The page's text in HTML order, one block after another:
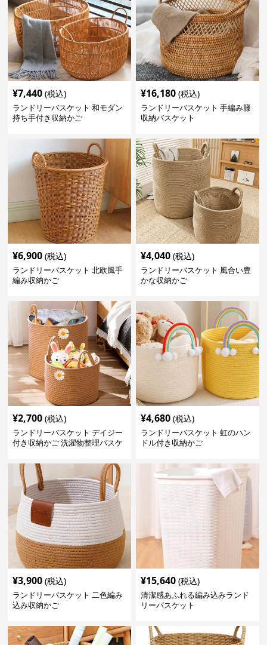
¥7,440 (税込)
ランドリーバスケット 和モダン
持ち手付き収納かご
¥16,180 (税込)
ランドリーバスケット 手編み籐
収納バスケット
¥6,900 (税込)
ランドリーバスケット 北欧風手
編み収納かご
¥4,040 (税込)
ランドリーバスケット 風合い豊
かな収納かご
¥2,700 (税込)
ランドリーバスケット デイジー
付き収納かご 洗濯物整理バスケ
¥4,680 (税込)
ランドリーバスケット 虹のハン
ドル付き収納かご
¥3,900 (税込)
ランドリーバスケット 二色編み
込み収納かご
¥15,640 (税込)
清潔感あふれる編み込みランド
リーバスケット